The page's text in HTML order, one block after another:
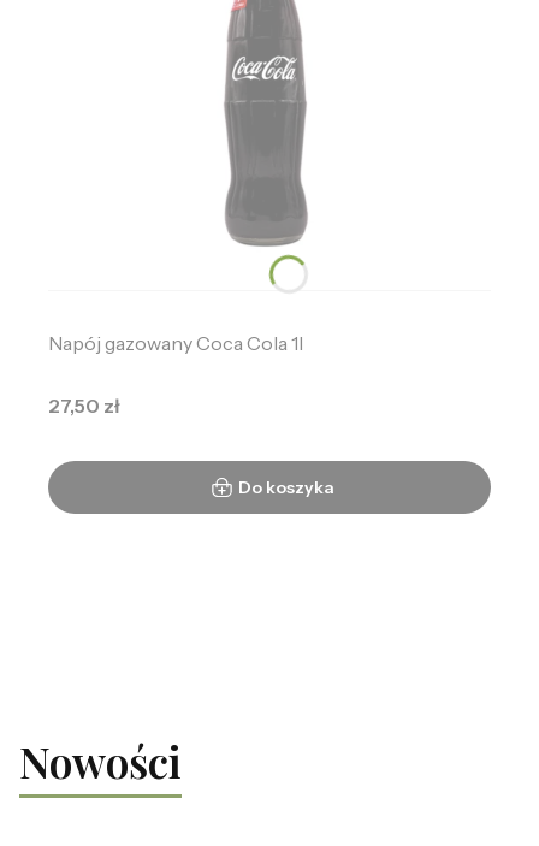
Napój gazowany Coca Cola 1l
Cena
27,50 zł
Do koszyka
Nowości